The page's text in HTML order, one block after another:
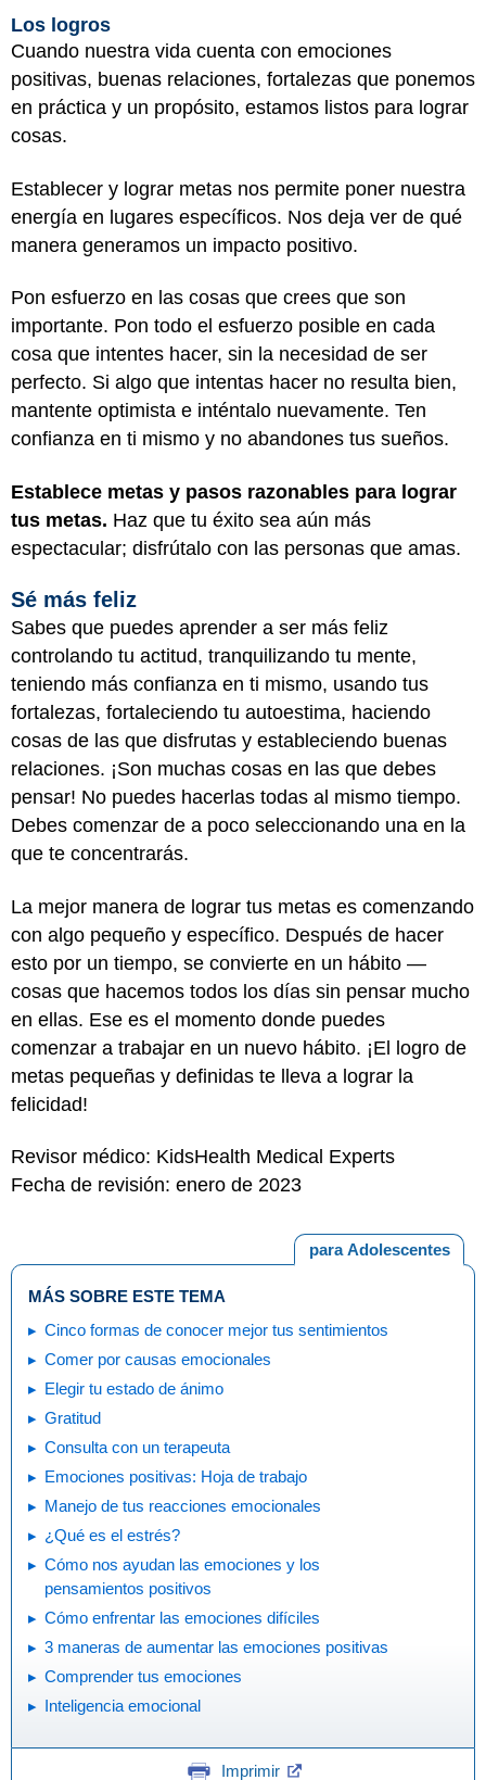
Los logros
Cuando nuestra vida cuenta con emociones
positivas, buenas relaciones, fortalezas que ponemos
en práctica y un propósito, estamos listos para lograr
cosas.
Establecer y lograr metas nos permite poner nuestra
energía en lugares específicos. Nos deja ver de qué
manera generamos un impacto positivo.
Pon esfuerzo en las cosas que crees que son
importante. Pon todo el esfuerzo posible en cada
cosa que intentes hacer, sin la necesidad de ser
perfecto. Si algo que intentas hacer no resulta bien,
mantente optimista e inténtalo nuevamente. Ten
confianza en ti mismo y no abandones tus sueños.
Establece metas y pasos razonables para lograr
tus metas. Haz que tu éxito sea aún más
espectacular; disfrútalo con las personas que amas.
Sé más feliz
Sabes que puedes aprender a ser más feliz
controlando tu actitud, tranquilizando tu mente,
teniendo más confianza en ti mismo, usando tus
fortalezas, fortaleciendo tu autoestima, haciendo
cosas de las que disfrutas y estableciendo buenas
relaciones. ¡Son muchas cosas en las que debes
pensar! No puedes hacerlas todas al mismo tiempo.
Debes comenzar de a poco seleccionando una en la
que te concentrarás.
La mejor manera de lograr tus metas es comenzando
con algo pequeño y específico. Después de hacer
esto por un tiempo, se convierte en un hábito —
cosas que hacemos todos los días sin pensar mucho
en ellas. Ese es el momento donde puedes
comenzar a trabajar en un nuevo hábito. ¡El logro de
metas pequeñas y definidas te lleva a lograr la
felicidad!
Revisor médico: KidsHealth Medical Experts
Fecha de revisión: enero de 2023
para Adolescentes
MÁS SOBRE ESTE TEMA
Cinco formas de conocer mejor tus sentimientos
Comer por causas emocionales
Elegir tu estado de ánimo
Gratitud
Consulta con un terapeuta
Emociones positivas: Hoja de trabajo
Manejo de tus reacciones emocionales
¿Qué es el estrés?
Cómo nos ayudan las emociones y los
pensamientos positivos
Cómo enfrentar las emociones difíciles
3 maneras de aumentar las emociones positivas
Comprender tus emociones
Inteligencia emocional
Imprimir